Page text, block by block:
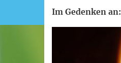
Im Gedenken an: